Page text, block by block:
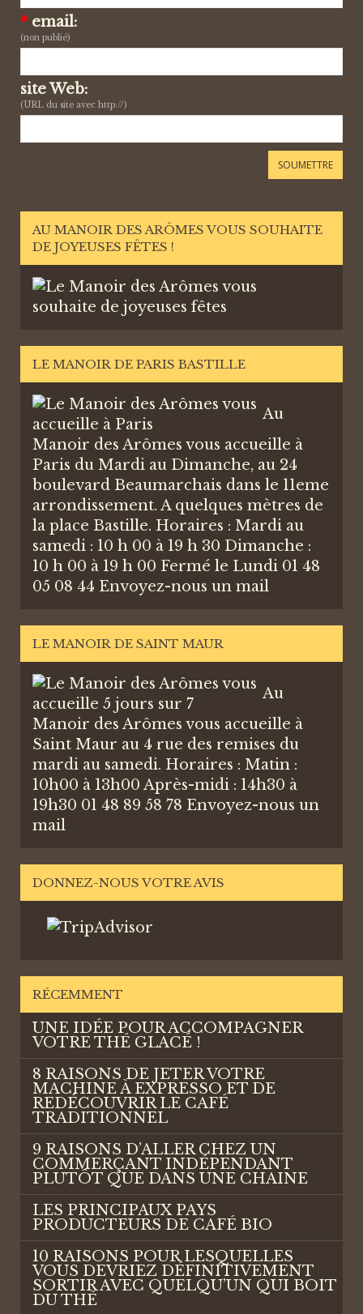
* email:
(non publié)
site Web:
(URL du site avec http://)
AU MANOIR DES ARÔMES VOUS SOUHAITE
DE JOYEUSES FÊTES !
LE MANOIR DE PARIS BASTILLE
Au
Manoir des Arômes vous accueille à
Paris du Mardi au Dimanche, au 24
boulevard Beaumarchais dans le 11eme
arrondissement. A quelques mètres de
la place Bastille. Horaires : Mardi au
samedi : 10 h 00 à 19 h 30 Dimanche :
10 h 00 à 19 h 00 Fermé le Lundi 01 48
05 08 44 Envoyez-nous un mail
LE MANOIR DE SAINT MAUR
Au
Manoir des Arômes vous accueille à
Saint Maur au 4 rue des remises du
mardi au samedi. Horaires : Matin :
10h00 à 13h00 Après-midi : 14h30 à
19h30 01 48 89 58 78 Envoyez-nous un
mail
DONNEZ-NOUS VOTRE AVIS
RÉCEMMENT
UNE IDÉE POUR ACCOMPAGNER
VOTRE THÉ GLACÉ !
8 RAISONS DE JETER VOTRE
MACHINE À EXPRESSO ET DE
REDÉCOUVRIR LE CAFÉ
TRADITIONNEL
9 RAISONS D’ALLER CHEZ UN
COMMERÇANT INDÉPENDANT
PLUTÔT QUE DANS UNE CHAINE
LES PRINCIPAUX PAYS
PRODUCTEURS DE CAFÉ BIO
10 RAISONS POUR LESQUELLES
VOUS DEVRIEZ DÉFINITIVEMENT
SORTIR AVEC QUELQU’UN QUI BOIT
DU THÉ